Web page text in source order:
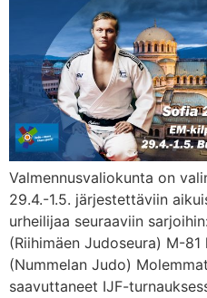
Valmennusvaliokunta on
29.4.-1.5. järjestettäviin
urheilijaa seuraaviin
(Riihimäen Judoseura) M-
(Nummelan Judo)
saavuttaneet IJF-